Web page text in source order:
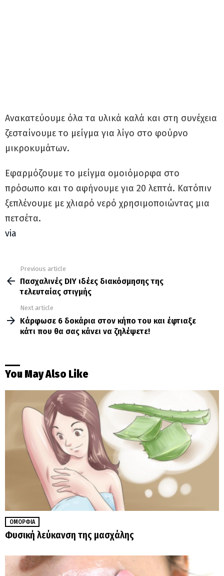
Ανακατεύουμε όλα τα υλικά καλά και στη συνέχεια
ζεσταίνουμε το μείγμα για λίγο στο φούρνο
μικροκυμάτων.
Εφαρμόζουμε το μείγμα ομοιόμορφα στο
πρόσωπο και το αφήνουμε για 20 λεπτά. Κατόπιν
ξεπλένουμε με χλιαρό νερό χρησιμοποιώντας μια
πετσέτα.
via
more
Previous article
Πασχαλινές DIY ιδέες διακόσμησης της
τελευταίας στιγμής
Next article
Κάρφωσε 6 δοκάρια στον κήπο του και έφτιαξε
κάτι που θα σας κάνει να ζηλέψετε!
You May Also Like
ΟΜΟΡΦΙΆ
Φυσική λεύκανση της μασχάλης